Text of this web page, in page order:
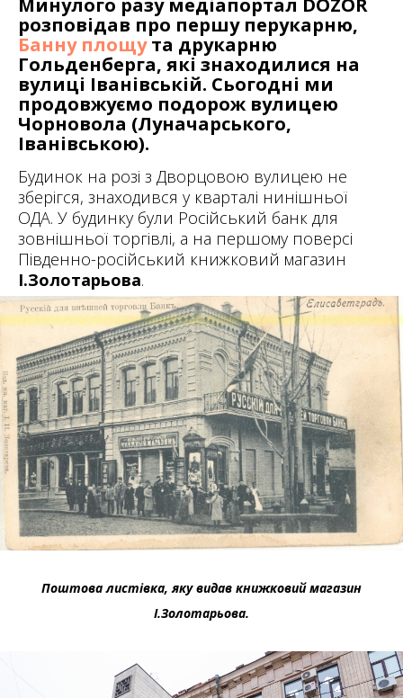
Минулого разу медіапортал DOZOR
розповідав про першу перукарню,
Банну площута друкарню
Гольденберга, які знаходилися на
вулиці Іванівській. Сьогодні ми
продовжуємо подорож вулицею
Чорновола (Луначарського,
Іванівською).
Будинок на розі з Дворцовою вулицею не
зберігся, знаходився у кварталі нинішньої
ОДА. У будинку були Російський банк для
зовнішньої торгівлі, а на першому поверсі
Південно-російський книжковий магазин
І.Золотарьова.
Поштова листівка, яку видав книжковий магазин
І.Золотарьова.